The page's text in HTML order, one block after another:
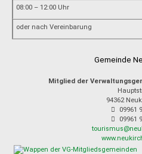
08:00 – 12:00 Uhr
oder nach Vereinbarung
Gemeinde
Mitglied der
94362
09961
09961